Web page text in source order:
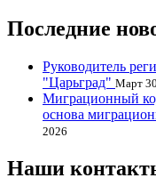
Последние
Руководитель
"Царьград" Март
Миграционный
основа
2026
Наши